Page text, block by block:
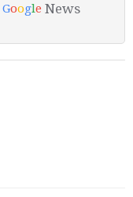
Google News